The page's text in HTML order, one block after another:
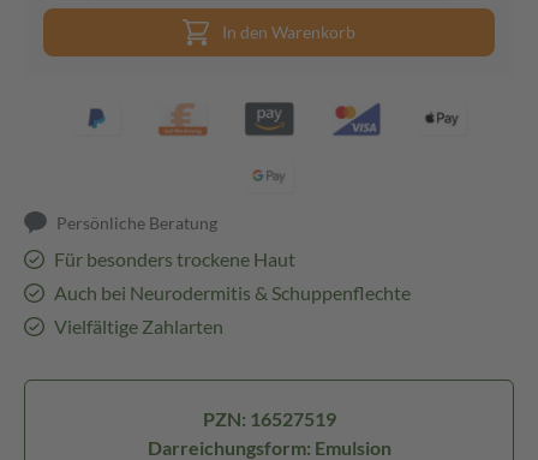
In den Warenkorb
Persönliche Beratung
Für besonders trockene Haut
Auch bei Neurodermitis & Schuppenflechte
Vielfältige Zahlarten
PZN: 16527519
Darreichungsform: Emulsion